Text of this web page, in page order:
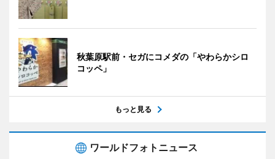
秋葉原駅前・セガにコメダの「やわらかシロ
コッペ」
もっと見る
ワールドフォトニュース